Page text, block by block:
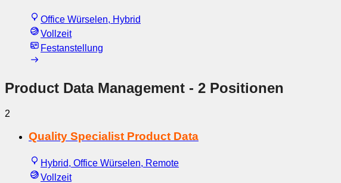
Office Würselen, Hybrid
Vollzeit
Festanstellung
Product Data Management - 2 Positionen
2
Quality Specialist Product Data
Hybrid, Office Würselen, Remote
Vollzeit